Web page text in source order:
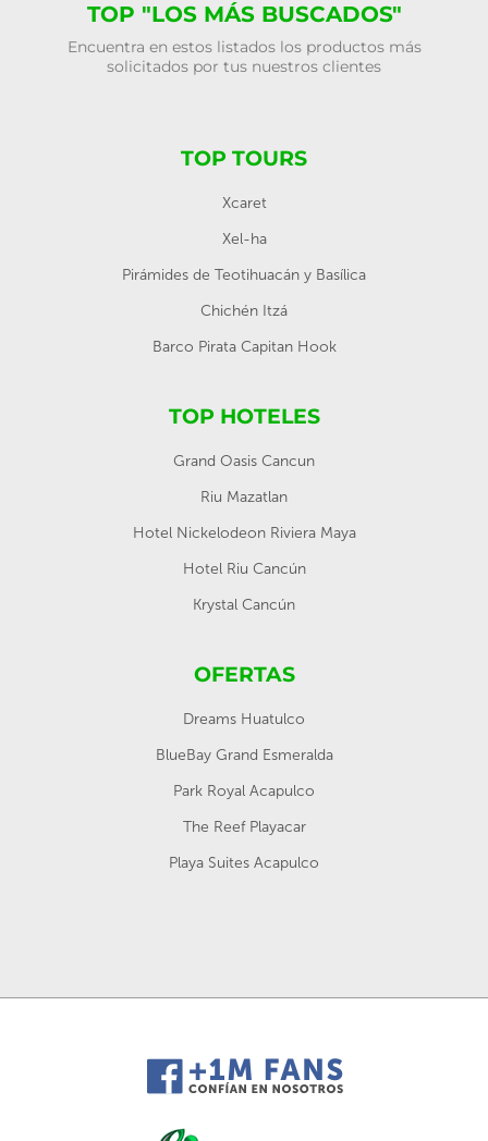
TOP "LOS MÁS BUSCADOS"
Encuentra en estos listados los productos más
solicitados por tus nuestros clientes
TOP TOURS
Xcaret
Xel-ha
Pirámides de Teotihuacán y Basílica
Chichén Itzá
Barco Pirata Capitan Hook
TOP HOTELES
Grand Oasis Cancun
Riu Mazatlan
Hotel Nickelodeon Riviera Maya
Hotel Riu Cancún
Krystal Cancún
OFERTAS
Dreams Huatulco
BlueBay Grand Esmeralda
Park Royal Acapulco
The Reef Playacar
Playa Suites Acapulco